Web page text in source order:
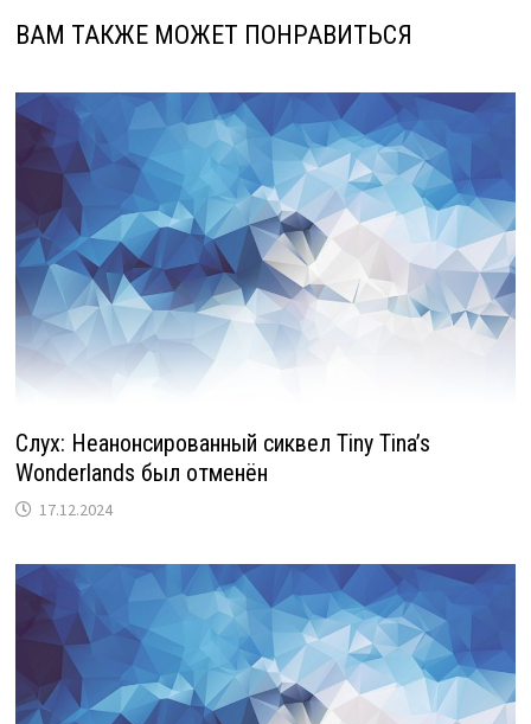
ВАМ ТАКЖЕ МОЖЕТ ПОНРАВИТЬСЯ
Слух: Неанонсированный сиквел Tiny Tina’s
Wonderlands был отменён
17.12.2024